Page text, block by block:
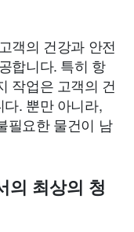
객의 건강과 안전
합니다. 특히 항
작업은 고객의 건
. 뿐만 아니라,
필요한 물건이 남
의 최상의 청